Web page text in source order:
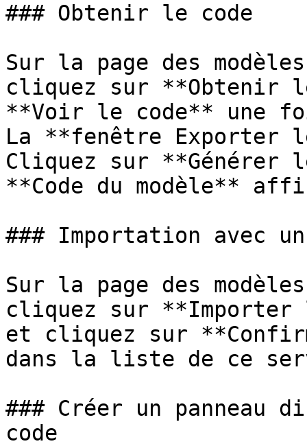
### Obtenir le code
Sur la page des
cliquez sur **Obtenir
**Voir le code** une
La **fenêtre Exporter
Cliquez sur **Générer
**Code du modèle**
### Importation avec
Sur la page des
cliquez sur **Importer
et cliquez sur
dans la liste de ce
### Créer un panneau
code